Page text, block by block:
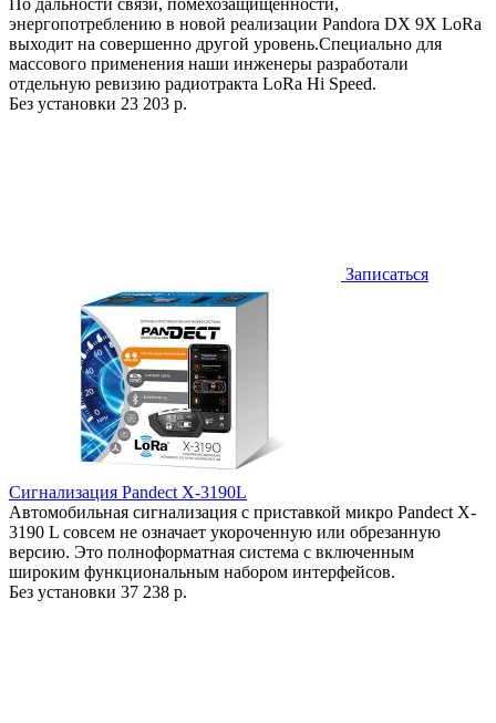
По дальности связи, помехозащищенности,
энергопотреблению в новой реализации Pandora DX 9X LoRa
выходит на совершенно другой уровень.Специально для
массового применения наши инженеры разработали
отдельную ревизию радиотракта LoRa Hi Speed.
Без установки 23 203 р.
Записаться
Сигнализация Pandect X-3190L
Автомобильная сигнализация с приставкой микро Pandect X-
3190 L совсем не означает укороченную или обрезанную
версию. Это полноформатная система с включенным
широким функциональным набором интерфейсов.
Без установки 37 238 р.